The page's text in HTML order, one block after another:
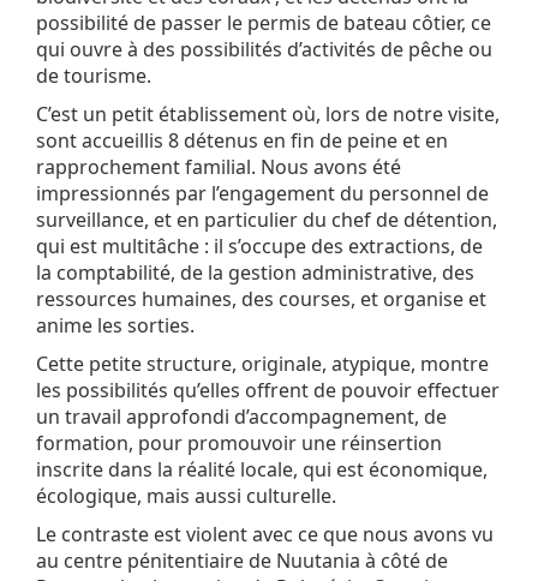
possibilité de passer le permis de bateau côtier, ce
qui ouvre à des possibilités d’activités de pêche ou
de tourisme.
C’est un petit établissement où, lors de notre visite,
sont accueillis 8 détenus en fin de peine et en
rapprochement familial. Nous avons été
impressionnés par l’engagement du personnel de
surveillance, et en particulier du chef de détention,
qui est multitâche : il s’occupe des extractions, de
la comptabilité, de la gestion administrative, des
ressources humaines, des courses, et organise et
anime les sorties.
Cette petite structure, originale, atypique, montre
les possibilités qu’elles offrent de pouvoir effectuer
un travail approfondi d’accompagnement, de
formation, pour promouvoir une réinsertion
inscrite dans la réalité locale, qui est économique,
écologique, mais aussi culturelle.
Le contraste est violent avec ce que nous avons vu
au centre pénitentiaire de Nuutania à côté de